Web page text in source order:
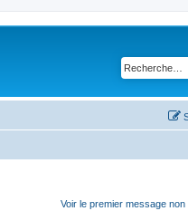
Voir le premier message non